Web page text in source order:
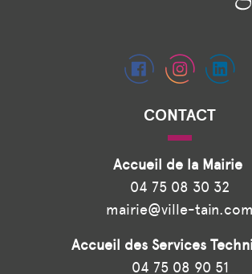
CONTACT
Accueil de la Mairie
04 75 08 30 32
mairie@ville-tain.com
Accueil des Services
04 75 08 90 51